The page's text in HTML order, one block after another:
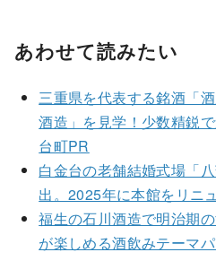
あわせて読みたい
三重県を代表する銘酒「
酒造」を見学！少数精鋭
台町PR
白金台の老舗結婚式場「
出。2025年に本館をリニ
福生の石川酒造で明治期
が楽しめる酒飲みテーマ